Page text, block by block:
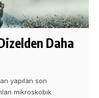
Daha
yapılan son
mikroskobik